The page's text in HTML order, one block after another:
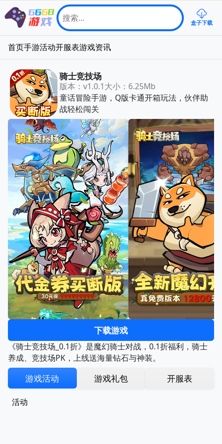
盒子下载
首页手游活动开服表游戏资讯
骑士竞技场
版本：v1.0.1大小：6.25Mb
童话冒险手游，Q版卡通开箱玩法，伙伴助
战轻松闯关
下载游戏
《骑士竞技场_0.1折》是魔幻骑士对战，0.1折福利，骑士
养成、竞技场PK，上线送海量钻石与神装。
游戏活动 游戏礼包 开服表
活动